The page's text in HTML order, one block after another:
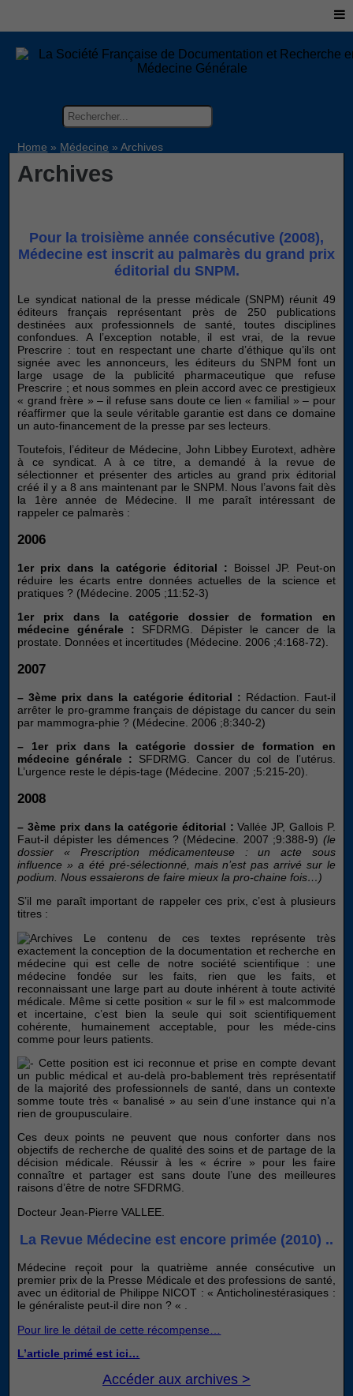
Home » Médecine »Archives
Archives
Pour la troisième année consécutive (2008),
Médecine est inscrit au palmarès du grand prix
éditorial du SNPM.
Le syndicat national de la presse médicale (SNPM) réunit 49
éditeurs français représentant près de 250 publications
destinées aux professionnels de santé, toutes disciplines
confondues. A l’exception notable, il est vrai, de la revue
Prescrire : tout en respectant une charte d’éthique qu’ils ont
signée avec les annonceurs, les éditeurs du SNPM font un
large usage de la publicité pharmaceutique que refuse
Prescrire ; et nous sommes en plein accord avec ce prestigieux
« grand frère » – il refuse sans doute ce lien « familial » – pour
réaffirmer que la seule véritable garantie est dans ce domaine
un auto-financement de la presse par ses lecteurs.
Toutefois, l’éditeur de Médecine, John Libbey Eurotext, adhère
à ce syndicat. A à ce titre, a demandé à la revue de
sélectionner et présenter des articles au grand prix éditorial
créé il y a 8 ans maintenant par le SNPM. Nous l’avons fait dès
la 1ère année de Médecine. Il me paraît intéressant de
rappeler ce palmarès :
2006
1er prix dans la catégorie éditorial : Boissel JP. Peut-on
réduire les écarts entre données actuelles de la science et
pratiques ? (Médecine. 2005 ;11:52-3)
1er prix dans la catégorie dossier de formation en
médecine générale : SFDRMG. Dépister le cancer de la
prostate. Données et incertitudes (Médecine. 2006 ;4:168-72).
2007
– 3ème prix dans la catégorie éditorial : Rédaction. Faut-il
arrêter le pro-gramme français de dépistage du cancer du sein
par mammogra-phie ? (Médecine. 2006 ;8:340-2)
– 1er prix dans la catégorie dossier de formation en
médecine générale : SFDRMG. Cancer du col de l’utérus.
L’urgence reste le dépis-tage (Médecine. 2007 ;5:215-20).
2008
– 3ème prix dans la catégorie éditorial :Vallée JP, Gallois P.
Faut-il dépister les démences ? (Médecine. 2007 ;9:388-9) (le
dossier « Prescription médicamenteuse : un acte sous
influence » a été pré-sélectionné, mais n’est pas arrivé sur le
podium. Nous essaierons de faire mieux la pro-chaine fois…)
S’il me paraît important de rappeler ces prix, c’est à plusieurs
titres :
Le contenu de ces textes représente très
exactement la conception de la documentation et recherche en
médecine qui est celle de notre société scientifique : une
médecine fondée sur les faits, rien que les faits, et
reconnaissant une large part au doute inhérent à toute activité
médicale. Même si cette position « sur le fil » est malcommode
et incertaine, c’est bien la seule qui soit scientifiquement
cohérente, humainement acceptable, pour les méde-cins
comme pour leurs patients.
Cette position est ici reconnue et prise en compte devant
un public médical et au-delà pro-bablement très représentatif
de la majorité des professionnels de santé, dans un contexte
somme toute très « banalisé » au sein d’une instance qui n’a
rien de groupusculaire.
Ces deux points ne peuvent que nous conforter dans nos
objectifs de recherche de qualité des soins et de partage de la
décision médicale. Réussir à les « écrire » pour les faire
connaître et partager est sans doute l’une des meilleures
raisons d’être de notre SFDRMG.
Docteur Jean-Pierre VALLEE.
La Revue Médecine est encore primée (2010) ..
Médecine reçoit pour la quatrième année consécutive un
premier prix de la Presse Médicale et des professions de santé,
avec un éditorial de Philippe NICOT : « Anticholinestérasiques :
le généraliste peut-il dire non ? « .
Pour lire le détail de cette récompense…
L’article primé est ici…
Accéder aux archives >